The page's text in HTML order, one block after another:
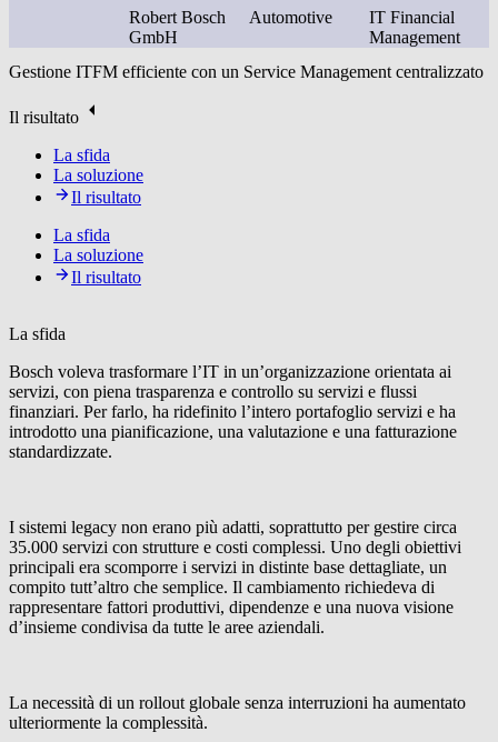
Robert Bosch
GmbH
Automotive
IT Financial
Management
Gestione ITFM efficiente con un Service Management centralizzato
Il risultato
La sfida
La soluzione
Il risultato
La sfida
La soluzione
Il risultato
La sfida
Bosch voleva trasformare l’IT in un’organizzazione orientata ai
servizi, con piena trasparenza e controllo su servizi e flussi
finanziari. Per farlo, ha ridefinito l’intero portafoglio servizi e ha
introdotto una pianificazione, una valutazione e una fatturazione
standardizzate.
I sistemi legacy non erano più adatti, soprattutto per gestire circa
35.000 servizi con strutture e costi complessi. Uno degli obiettivi
principali era scomporre i servizi in distinte base dettagliate, un
compito tutt’altro che semplice. Il cambiamento richiedeva di
rappresentare fattori produttivi, dipendenze e una nuova visione
d’insieme condivisa da tutte le aree aziendali.
La necessità di un rollout globale senza interruzioni ha aumentato
ulteriormente la complessità.